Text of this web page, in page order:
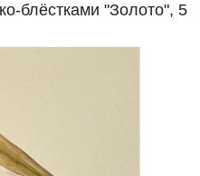
блёстками "Золото", 5